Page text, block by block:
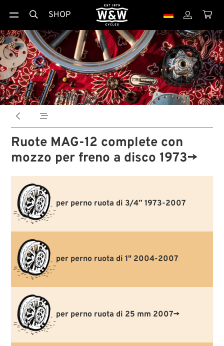
 SHOP  
 
Ruote MAG-12 complete con
mozzo per freno a disco 1973→
per perno ruota di 3/4” 1973-2007
per perno ruota di 1" 2004-2007
per perno ruota di 25 mm 2007→